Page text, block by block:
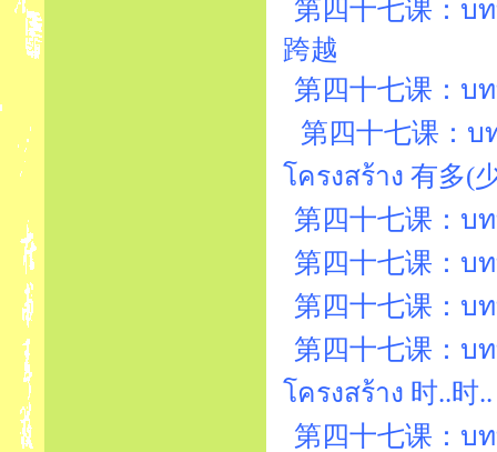
第四十七课：บ
跨越
第四十七课：บ
第四十七课：บ
โครงสร้าง 有多(
第四十七课：บ
第四十七课：บ
第四十七课：บ
第四十七课：บ
โครงสร้าง 时..时..
第四十七课：บ